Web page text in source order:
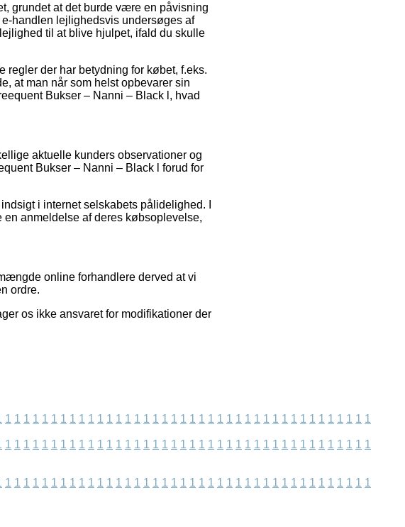
grundet at det burde være en påvisning
handlen lejlighedsvis undersøges af
til at blive hjulpet, ifald du skulle
regler der har betydning for købet, f.eks.
at man når som helst opbevarer sin
Bukser – Nanni – Black l, hvad
aktuelle kunders observationer og
Bukser – Nanni – Black l forud for
i internet selskabets pålidelighed. I
anmeldelse af deres købsoplevelse,
online forhandlere derved at vi
ordre.
os ikke ansvaret for modifikationer der
1 1 1 1 1 1 1 1 1 1 1 1 1 1 1 1 1 1 1 1 1 1 1 1 1 1 1 1 1 1 1 1 1 1 1 1 1 1 1 1
1 1 1 1 1 1 1 1 1 1 1 1 1 1 1 1 1 1 1 1 1 1 1 1 1 1 1 1 1 1 1 1 1 1 1 1 1 1 1 1
1 1 1 1 1 1 1 1 1 1 1 1 1 1 1 1 1 1 1 1 1 1 1 1 1 1 1 1 1 1 1 1 1 1 1 1 1 1 1 1